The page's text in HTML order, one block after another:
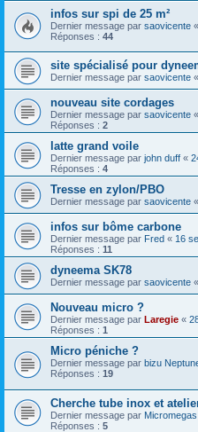
infos sur spi de 25 m²
Dernier message par saovicente «
Réponses : 44
site spécialisé pour
Dernier message par saovicente «
nouveau site cordages
Dernier message par saovicente «
Réponses : 2
latte grand voile
Dernier message par john duff «
Réponses : 4
Tresse en zylon/PBO
Dernier message par saovicente «
infos sur bôme carbone
Dernier message par Fred « 16
Réponses : 11
dyneema SK78
Dernier message par saovicente «
Nouveau micro ?
Dernier message par Laregie «
Réponses : 1
Micro péniche ?
Dernier message par bizu
Réponses : 19
Cherche tube inox et
Dernier message par Micromegas
Réponses : 5